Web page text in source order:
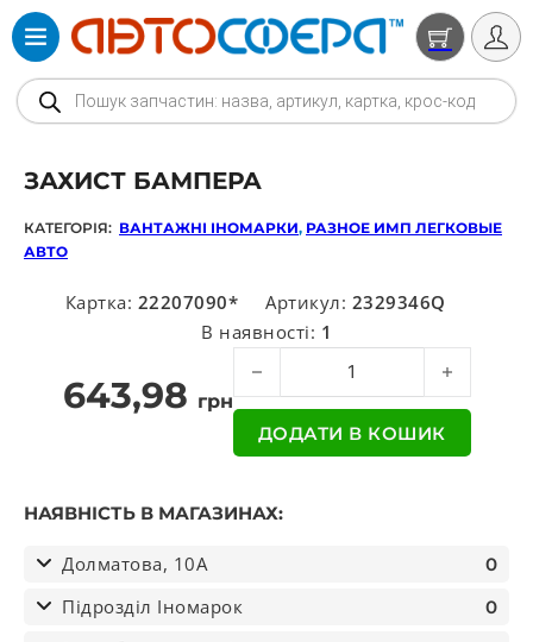
Products search
ЗАХИСТ БАМПЕРА
КАТЕГОРІЯ: ВАНТАЖНІ ІНОМАРКИ, РАЗНОЕ ИМП ЛЕГКОВЫЕ
АВТО
Картка: 22207090* Артикул: 2329346Q
В наявності: 1
643,98 грн
Захист бампера кількість
ДОДАТИ В КОШИК
НАЯВНІСТЬ В МАГАЗИНАХ:
Долматова, 10А 0
Підрозділ Іномарок 0